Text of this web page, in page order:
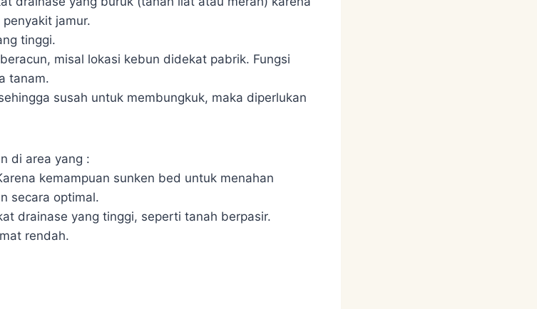
jamur.
tinggi.
misal lokasi kebun didekat pabrik. Fungsi
tanam.
susah untuk membungkuk, maka diperlukan
di area yang :
kemampuan sunken bed untuk menahan
secara optimal.
drainase yang tinggi, seperti tanah berpasir.
rendah.